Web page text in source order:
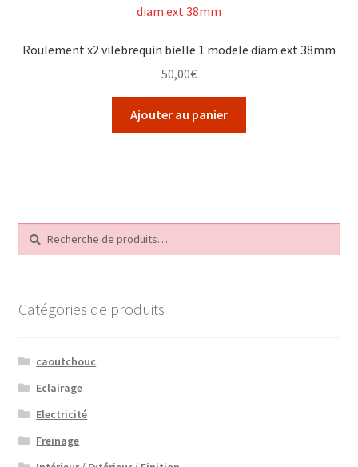
Roulement x2 vilebrequin bielle 1 modele diam ext 38mm
50,00€
Ajouter au panier
Recherche
pour :
Recherche
Catégories de produits
caoutchouc
Eclairage
Electricité
Freinage